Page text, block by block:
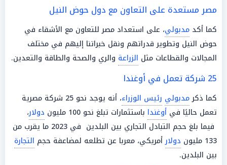
مصر مستعدة على التعاون مع دول حوض النيل
كما أكد مدبولي، على استعداد مصر للتعاون مع الأشقاء في
حوض النيل وتطوير قدراتهم ونقل خبراتنا إليهم في مختلف
المجالات والقطاعات مثل الزراعة والري والصحة والطاقة والتعدين.
25 شركة تعمل في أوغندا
كما ذكرمدبولي رئيس الوزراء
، أنه يوجد نحو 25 شركة مصرية
تعمل حاليًا في أوغندا باستثمارات تبلغ نحو 100 مليون دولار،
فيما بلغ حجم التبادل التجاري بين البلدين في 2023 ما يقرب من
133 مليون
دولارأمريكي، معربا عن تطلعه لمضاعفة حجم التجارة
بين البلدين.